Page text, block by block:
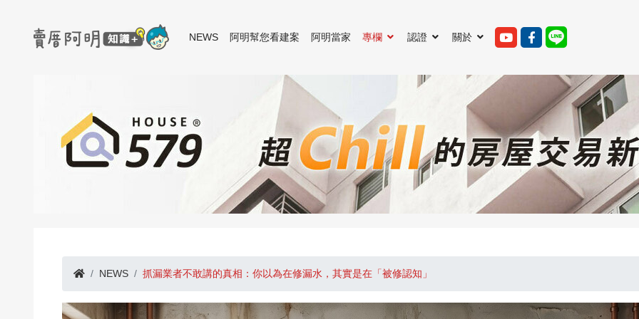
NEWS 阿明幫您看建案 阿明當家 專欄 認證 關於
NEWS 抓漏業者不敢講的真相：你以為在修漏水，其實是在「被修認知」